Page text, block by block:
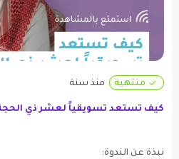
منتهية منذ سنة
كيف تستعد تسويقياً لعشر ذي
نبذة عن الندوة: